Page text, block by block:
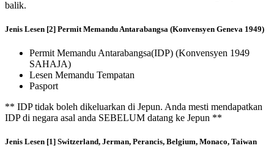
balik.
Jenis Lesen [2] Permit Memandu Antarabangsa (Konvensyen Geneva 1949)
Permit Memandu Antarabangsa(IDP) (Konvensyen 1949
SAHAJA)
Lesen Memandu Tempatan
Pasport
** IDP tidak boleh dikeluarkan di Jepun. Anda mesti mendapatkan
IDP di negara asal anda SEBELUM datang ke Jepun **
Jenis Lesen [1] Switzerland, Jerman, Perancis, Belgium, Monaco, Taiwan